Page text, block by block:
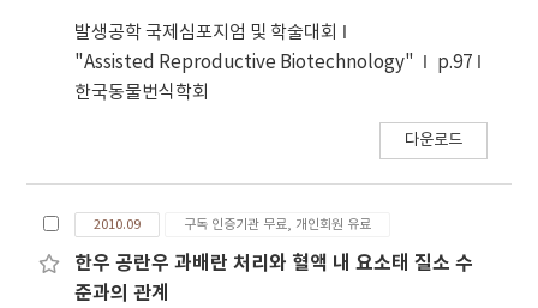
발생공학 국제심포지엄 및 학술대회
"Assisted Reproductive Biotechnology"
p.97
한국동물번식학회
다운로드
2010.09 구독 인증기관 무료, 개인회원 유료
한우 공란우 과배란 처리와 혈액 내 요소태 질소 수
준과의 관계